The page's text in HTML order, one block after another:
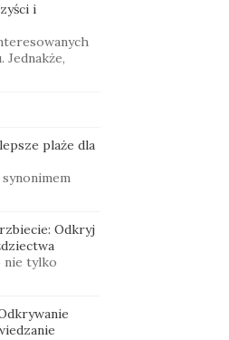
i
Jednakże,
plaże dla
Odkryj
nie tylko